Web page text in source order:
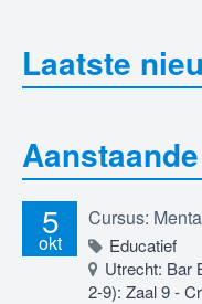
Laatste
5
okt
Educatief
Utrecht: Bar
2-9): Zaal 9 -